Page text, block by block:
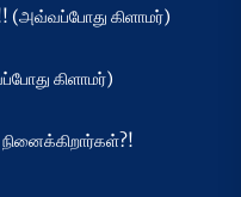
கிளாமர்)
கிளாமர்)